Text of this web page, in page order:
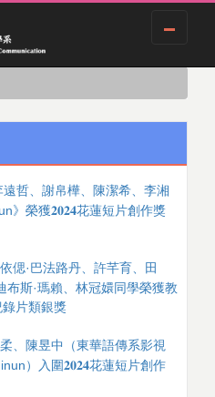
哲、謝帛樺、陳潔希、李湘
》榮獲𝟐𝟎𝟐𝟒花蓮短片創作獎
偲·巴法路丹、許芊育、田
布斯·瑪賴、林冠嬛同學榮獲教
片類銀獎
、陳昱中（東華語傳系影視
）入圍𝟐𝟎𝟐𝟒花蓮短片創作